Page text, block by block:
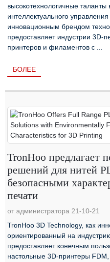
высокотехнологичные таланты
интеллектуального
инновационным брендом
предоставляет индустрии 3D-
принтеров и филаментов с ...
БОЛЕЕ
TronHoo предлагает
решений для нитей
безопасными
печати
от администратора 21-10-21
TronHoo 3D Technology, как
ориентированный на
предоставляет конечным
настольные 3D-принтеры